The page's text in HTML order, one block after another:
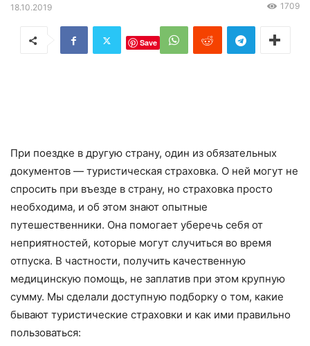
18.10.2019 1709
Save
При поездке в другую страну, один из обязательных
документов — туристическая страховка. О ней могут не
спросить при въезде в страну, но страховка просто
необходима, и об этом знают опытные
путешественники. Она помогает уберечь себя от
неприятностей, которые могут случиться во время
отпуска. В частности, получить качественную
медицинскую помощь, не заплатив при этом крупную
сумму. Мы сделали доступную подборку о том, какие
бывают туристические страховки и как ими правильно
пользоваться: